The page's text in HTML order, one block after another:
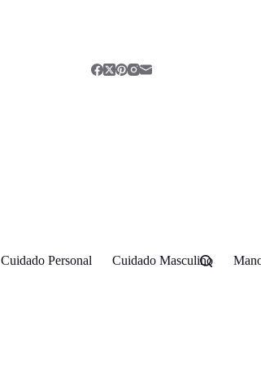
Cuidado Personal Cuidado Masculino